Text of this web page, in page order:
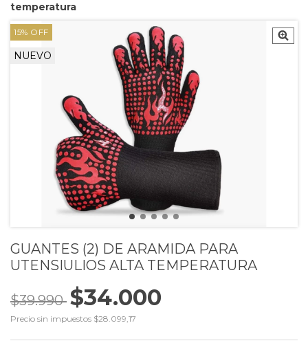
temperatura
15% OFF
NUEVO
GUANTES (2) DE ARAMIDA PARA
UTENSIULIOS ALTA TEMPERATURA
$39.990 $34.000
Precio sin impuestos $28.099,17